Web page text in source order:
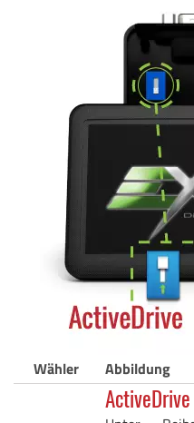
Wähler Abbildung
ActiveDrive